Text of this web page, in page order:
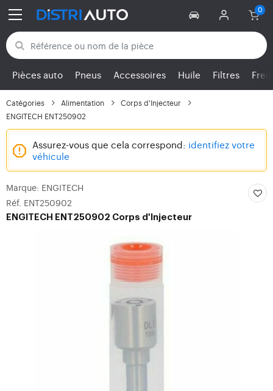
Retour aux catégories
Pièces auto Pneus Accessoires Huile Filtres
Catégories Alimentation
Corps d'Injecteur
ENGITECH ENT250902
Assurez-vous que cela correspond: identifiez votre
véhicule
Marque: ENGITECH
Réf. ENT250902
ENGITECH ENT250902 Corps d'Injecteur